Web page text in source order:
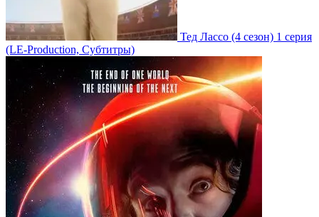
Тед Лассо (4 сезон) 1 серия
(LE-Production, Субтитры)